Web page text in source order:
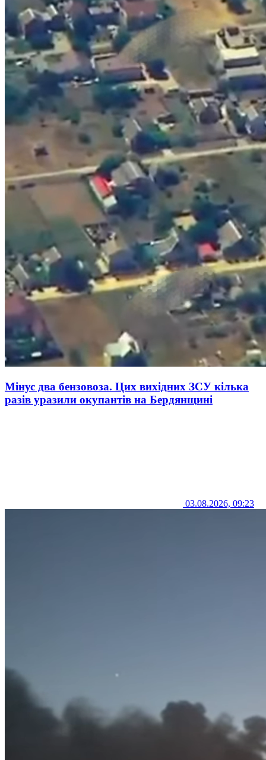
Мінус два бензовоза. Цих вихідних ЗСУ кілька
разів уразили окупантів на Бердянщині
03.08.2026, 09:23